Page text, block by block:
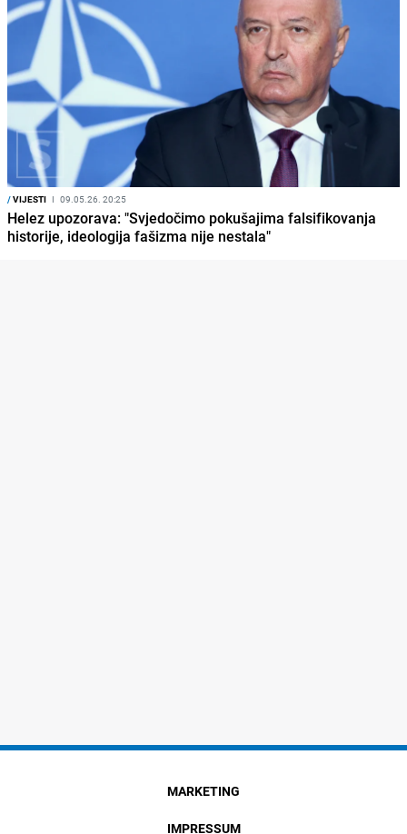
/VIJESTI I 09.05.26. 20:25
Helez upozorava: "Svjedočimo pokušajima falsifikovanja
historije, ideologija fašizma nije nestala"
MARKETING
IMPRESSUM